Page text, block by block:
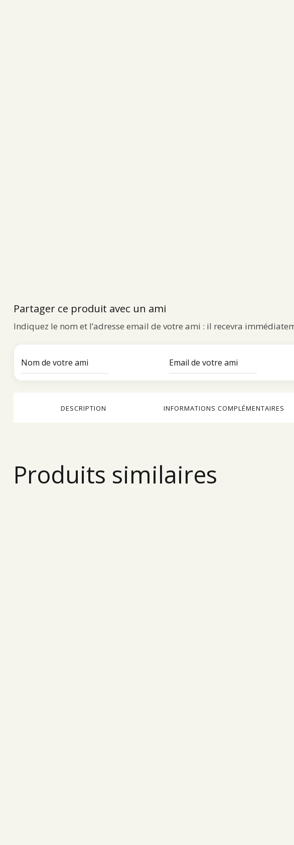
Partager ce produit avec un ami
Indiquez le nom et l’adresse email de votre ami : il recevra
DESCRIPTION INFORMATIONS COMPLÉMENTAIRES
Produits similaires